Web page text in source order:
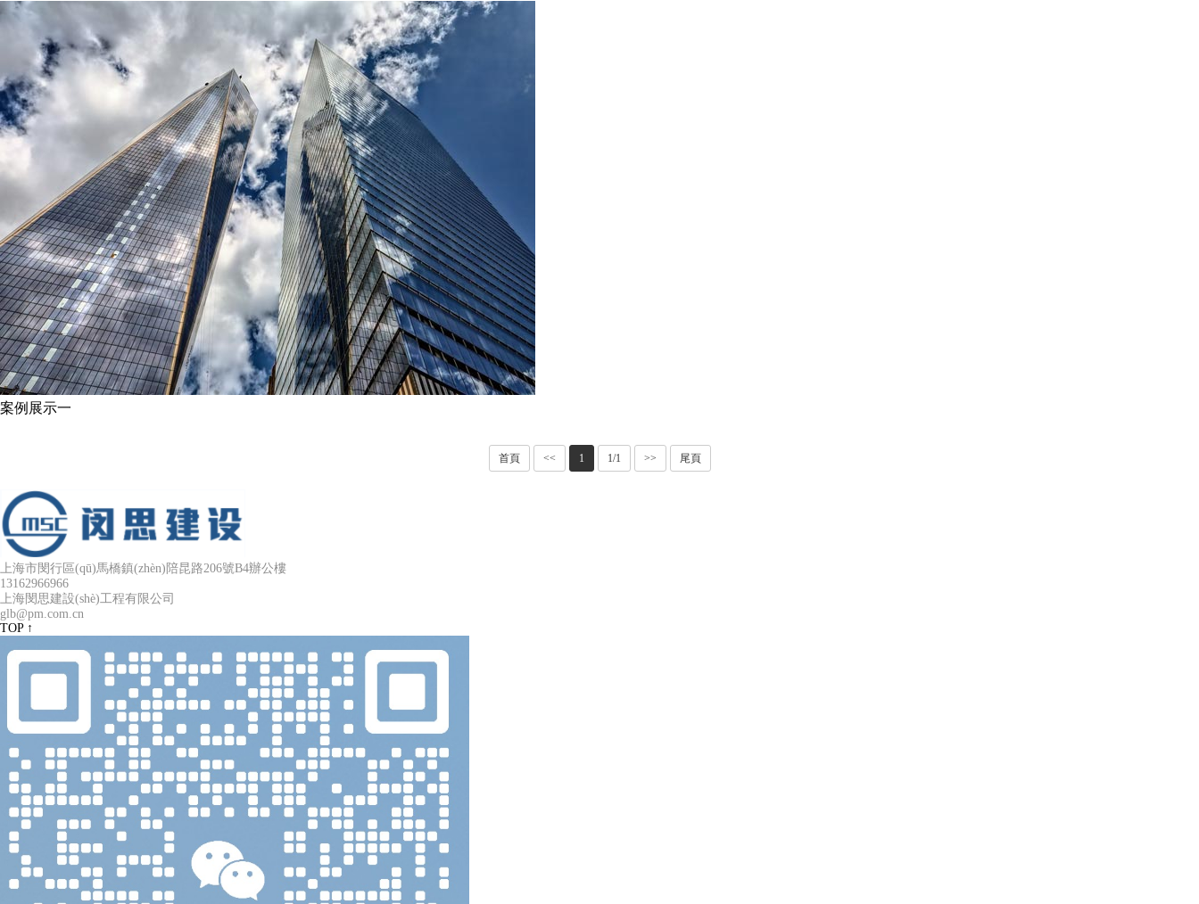
案例展示一
首頁 << 1 1/1 >> 尾頁
上海市閔行區(qū)馬橋鎮(zhèn)陪昆路206號B4辦公樓
13162966966
上海閔思建設(shè)工程有限公司
glb@pm.com.cn
TOP ↑